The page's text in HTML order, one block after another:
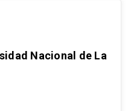
Nacional de La